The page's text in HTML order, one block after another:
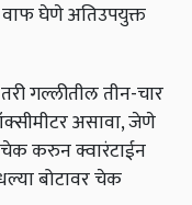
वाफ घेणे अतिउपयुक्त
गल्लीतील तीन-चार
असावा, जेणे
करुन क्वारंटाईन
बोटावर चेक